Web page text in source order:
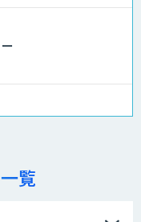
ーション
ーメイドAI開発（知
覧